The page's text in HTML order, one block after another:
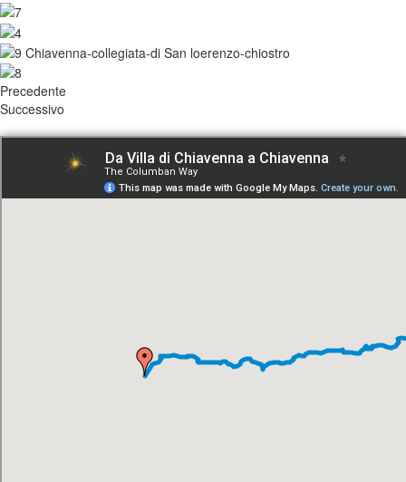
Precedente
Successivo